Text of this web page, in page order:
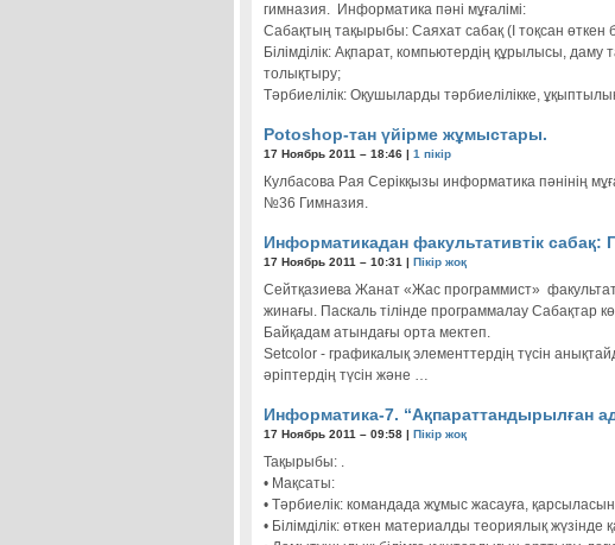
гимназия. Информатика пәні мұғалімі:
Сабақтың тақырыбы: Саяхат сабақ (І тоқсан
Білімділік: Ақпарат, компьютердің құрылысы,
толықтыру;
Тәрбиелілік: Оқушыларды тәрбиелілікке,
Potoshop-тан үйірме жұмыстары.
17 Ноябрь 2011 – 18:46 | 1 пікір
Кулбасова Рая Серікқызы информатика пәнінің
№36 Гимназия.
Информатикадан факультативтік
17 Ноябрь 2011 – 10:31 | Пікір жоқ
Сейтқазиева Жанат «Жас программист»
жинағы. Паскаль тілінде программалау
Байқадам атындағы орта мектеп.
Setcolor - графикалық элементтердiң түсiн
әрiптердiң түсiн және …
Информатика-7. “Ақпараттандырылған
17 Ноябрь 2011 – 09:58 | Пікір жоқ
Тақырыбы: .
• Мақсаты:
• Тәрбиелік: командада жұмыс жасауға,
• Білімділік: өткен материалды теориялық жүзінде